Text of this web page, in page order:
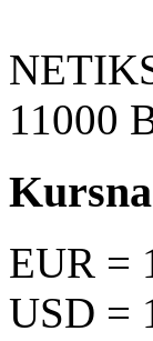
11000
EUR =
USD =